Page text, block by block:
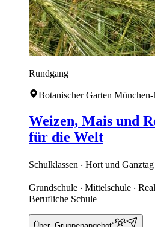
Rundgang
Botanischer Garten
Weizen, Mais und
für die Welt
Schulklassen ‧ Hort und Ganztag
Grundschule ‧ Mittelschule ‧
Berufliche Schule